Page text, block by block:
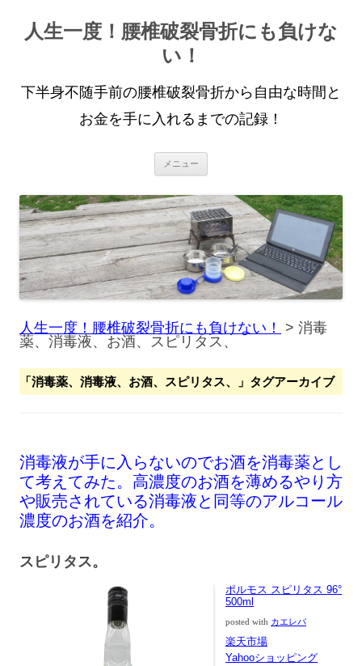
人生一度！腰椎破裂骨折にも負けな
い！
下半身不随手前の腰椎破裂骨折から自由な時間と
お金を手に入れるまでの記録！
メニュー
ン
ツ
へ
ス
キ
ッ
プ
人生一度！腰椎破裂骨折にも負けない！ > 消毒
薬、消毒液、お酒、スピリタス、
「消毒薬、消毒液、お酒、スピリタス、 」タグアーカイブ
消毒液が手に入らないのでお酒を消毒薬とし
て考えてみた。高濃度のお酒を薄めるやり方
や販売されている消毒液と同等のアルコール
濃度のお酒を紹介。
スピリタス。
ポルモス スピリタス 96°
500ml
posted with カエレバ
楽天市場
Yahooショッピング